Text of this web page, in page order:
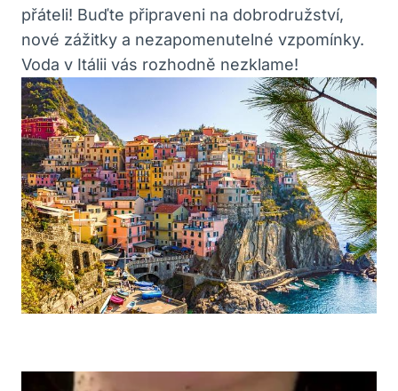
přáteli! Buďte připraveni na dobrodružství,
nové zážitky a nezapomenutelné vzpomínky.
Voda v Itálii vás rozhodně nezklame!